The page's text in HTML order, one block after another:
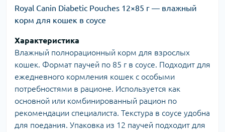
Royal Canin Diabetic Pouches 12×85 г — влажный
корм для кошек в соусе
Характеристика
Влажный полнорационный корм для взрослых
кошек. Формат паучей по 85 г в соусе. Подходит для
ежедневного кормления кошек с особыми
потребностями в рационе. Используется как
основной или комбинированный рацион по
рекомендации специалиста. Текстура в соусе удобна
для поедания. Упаковка из 12 паучей подходит для